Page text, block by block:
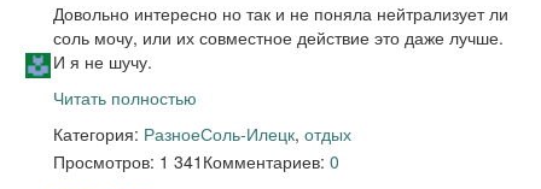
Довольно интересно но так и не поняла нейтрализует ли
соль мочу, или их совместное действие это даже лучше.
И я не шучу.
Читать полностью
Категория: РазноеСоль-Илецк, отдых
Просмотров: 1 341 Комментариев: 0